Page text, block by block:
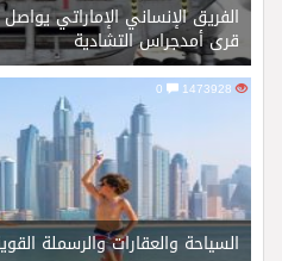
الفريق الإنساني الإماراتي
قرى أمدجراس التشادية
1473928
السياحة والعقارات والرسملة